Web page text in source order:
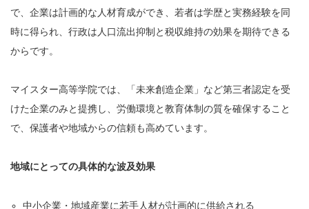
で、企業は計画的な人材育成ができ、若者は学歴と実務経験を同
時に得られ、行政は人口流出抑制と税収維持の効果を期待できる
からです。
マイスター高等学院では、「未来創造企業」など第三者認定を受
けた企業のみと提携し、労働環境と教育体制の質を確保すること
で、保護者や地域からの信頼も高めています。
地域にとっての具体的な波及効果
中小企業・地域産業に若手人材が計画的に供給される